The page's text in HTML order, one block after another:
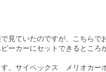
見ていたのですが、こちらで
ーカーにセットできるところ
。サイベックス　メリオカー